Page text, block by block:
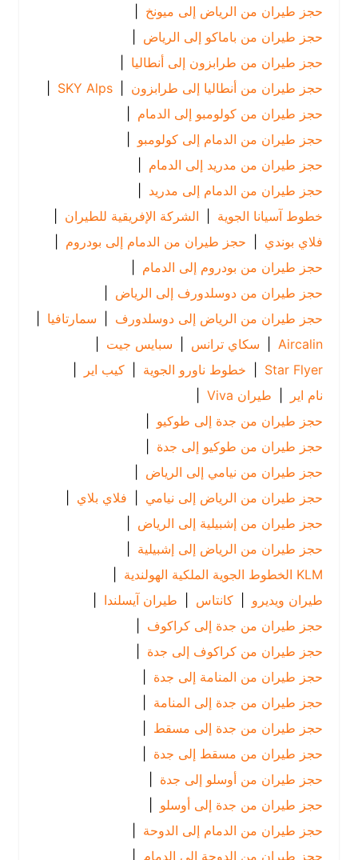
حجز طيران من الرياض إلى ميونخ |
حجز طيران من باماكو إلى الرياض
|
حجز طيران من طرابزون إلى أنطاليا
|
حجز طيران من أنطاليا إلى طرابزون |
SKY Alps
|
حجز طيران من كولومبو إلى الدمام
|
حجز طيران من الدمام إلى كولومبو |
حجز طيران من مدريد إلى الدمام
|
حجز طيران من الدمام إلى مدريد |
خطوط آسيانا الجوية
| الشركة الإفريقية للطيران |
فلاي بوندي | حجز طيران من الدمام إلى بودروم |
حجز طيران من بودروم إلى الدمام
|
حجز طيران من دوسلدورف إلى الرياض
|
حجز طيران من الرياض إلى دوسلدورف | سمارتافيا
|
Aircalin
| سكاي ترانس | سبايس جيت
|
Star Flyer
| خطوط ناورو الجوية | كيب اير |
| طيران Viva
|
حجز طيران من جدة إلى طوكيو |
حجز طيران من طوكيو إلى جدة
حجز طيران من نيامي إلى الرياض
|
حجز طيران من الرياض إلى نيامي | فلاي بلاي
حجز طيران من إشبيلية إلى الرياض
|
حجز طيران من الرياض إلى إشبيلية |
|
طيران ويديرو
| كانتاس | طيران آيسلندا |
حجز طيران من جدة إلى كراكوف |
حجز طيران من كراكوف إلى جدة
حجز طيران من المنامة إلى جدة
حجز طيران من جدة إلى المنامة |
حجز طيران من جدة إلى مسقط |
حجز طيران من مسقط إلى جدة
حجز طيران من أوسلو إلى جدة
حجز طيران من جدة إلى أوسلو
|
حجز طيران من الدمام إلى الدوحة |
حجز طيران من الدوحة إلى الدمام
|